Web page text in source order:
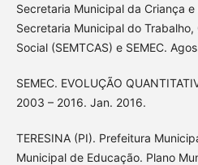
Secretaria Municipal da Criança
Secretaria Municipal do
Social (SEMTCAS) e SEMEC.
SEMEC. EVOLUÇÃO
2003 – 2016. Jan. 2016.
TERESINA (PI). Prefeitura
Municipal de Educação. Plano